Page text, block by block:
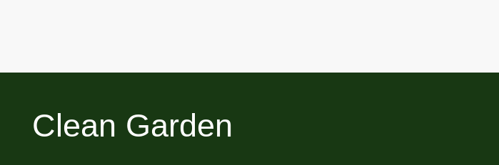
Ландшафтный дизайн
Галерея работ
Блог